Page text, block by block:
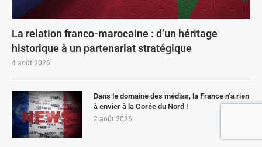
La relation franco-marocaine : d’un héritage
historique à un partenariat stratégique
4 août 2026
Dans le domaine des médias, la France n’a rien
à envier à la Corée du Nord !
2 août 2026